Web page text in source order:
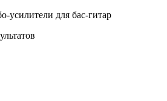
усилители для бас-гитар